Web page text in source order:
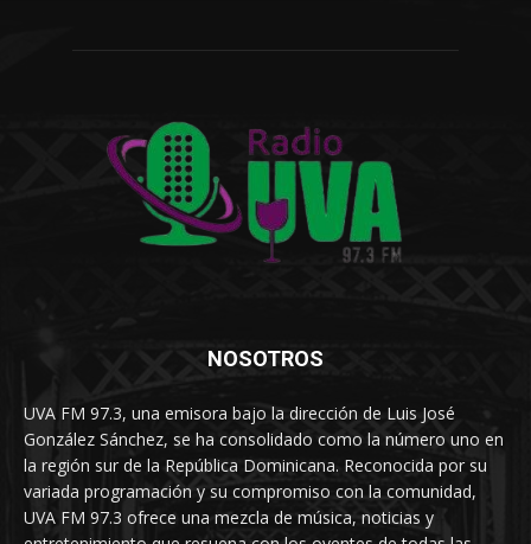
NOSOTROS
UVA FM 97.3, una emisora bajo la dirección de Luis José
González Sánchez, se ha consolidado como la número uno en
la región sur de la República Dominicana. Reconocida por su
variada programación y su compromiso con la comunidad,
UVA FM 97.3 ofrece una mezcla de música, noticias y